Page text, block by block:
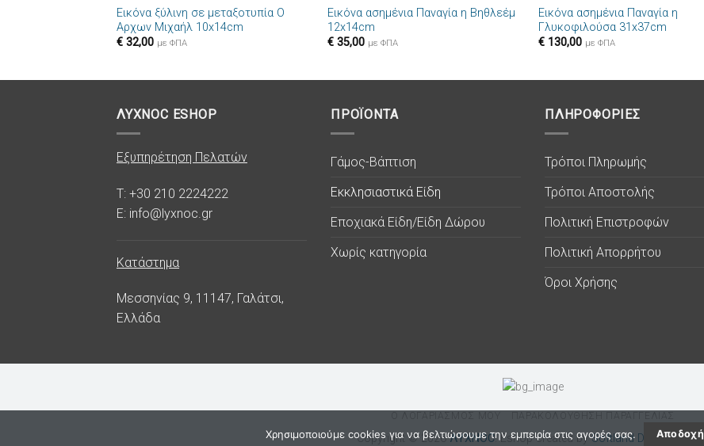
Πρόσθήκη
Εικόνα ξύλινη σε μεταξοτυπία Ο
Αρχων Μιχαήλ 10x14cm
€32,00 με ΦΠΑ
Πρόσθήκη
Εικόνα ασημένια Παναγία η Βηθλεέμ
12x14cm
€ 35,00 με ΦΠΑ
Εικόνα ασημένια Παναγία η
Γλυκοφιλούσα 31x37cm
€ 130,00 με ΦΠΑ
ΛΥΧΝΟC ESHOP
Εξυπηρέτηση Πελατών
T: +30 210 2224222
E: info@lyxnoc.gr
Κατάστημα
Μεσσηνίας 9, 11147, Γαλάτσι,
Ελλάδα
ΠΡΟΪΟΝΤΑ
Γάμος-Βάπτιση
Εκκλησιαστικά Είδη
Εποχιακά Είδη/Είδη Δώρου
Χωρίς κατηγορία
ΠΛΗΡΟΦΟΡΙΕΣ
Τρόποι Πληρωμής
Τρόποι Αποστολής
Πολιτική Επιστροφών
Πολιτική Απορρήτου
Όροι Χρήσης
Copyright © 2026ΛΥΧΝΟC. Eshop created bySoftland Digital Agency.
Χρησιμοποιούμε cookies για να βελτιώσουμε την εμπειρία στις αγορές σας. Αποδοχή